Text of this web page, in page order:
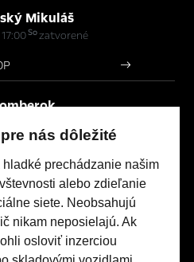
Mikuláš
Sozatvorené
Opel
nás dôležité
prechádzanie našim
alebo zdieľanie
siete. Neobsahujú
nikam neposielajú. Ak
osloviť inzerciou